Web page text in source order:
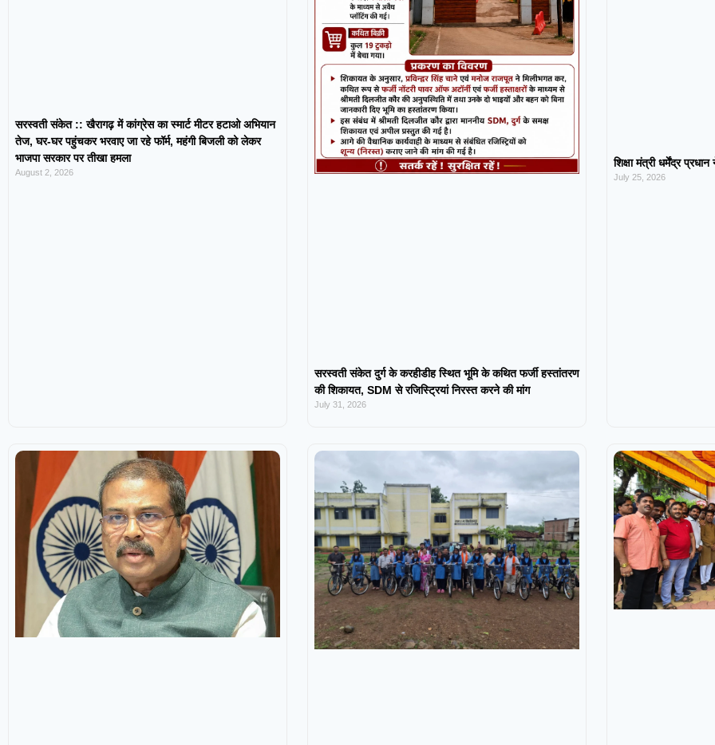
सरस्वती संकेत :: खैरागढ़ में कांग्रेस का स्मार्ट मीटर हटाओ अभियान
तेज, घर-घर पहुंचकर भरवाए जा रहे फॉर्म, महंगी बिजली को लेकर
भाजपा सरकार पर तीखा हमला
August 2, 2026
सरस्वती संकेत दुर्ग के करहीडीह स्थित भूमि के कथित फर्जी हस्तांतरण
की शिकायत, SDM से रजिस्ट्रियां निरस्त करने की मांग
July 31, 2026
शिक्षा मंत्री धर्मेंद्र
July 25, 2026